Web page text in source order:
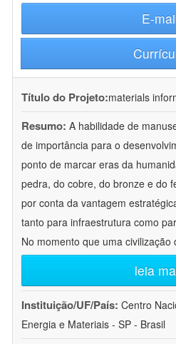
E-
Título do Projeto:materials
Resumo: A habilidade de
de importância para o
ponto de marcar eras da
pedra, do cobre, do bronze e do
por conta da vantagem
tanto para infraestrutura como
No momento que uma civilização
leia
Instituição/UF/País: Centro
Energia e Materiais - SP - Brasil